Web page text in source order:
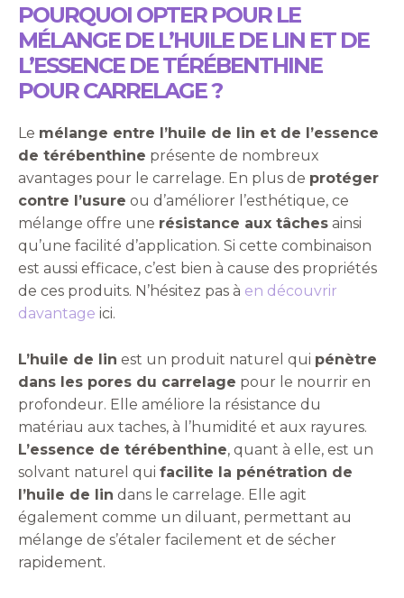
POURQUOI OPTER POUR LE
MÉLANGE DE L’HUILE DE LIN ET DE
L’ESSENCE DE TÉRÉBENTHINE
POUR CARRELAGE ?
Le mélange entre l’huile de lin et de l’essence
de térébenthine présente de nombreux
avantages pour le carrelage. En plus de protéger
contre l’usure ou d’améliorer l’esthétique, ce
mélange offre une résistance aux tâches ainsi
qu’une facilité d’application. Si cette combinaison
est aussi efficace, c’est bien à cause des propriétés
de ces produits. N’hésitez pas à en découvrir
davantage ici.
L’huile de lin est un produit naturel qui pénètre
dans les pores du carrelage pour le nourrir en
profondeur. Elle améliore la résistance du
matériau aux taches, à l’humidité et aux rayures.
L’essence de térébenthine, quant à elle, est un
solvant naturel qui facilite la pénétration de
l’huile de lin dans le carrelage. Elle agit
également comme un diluant, permettant au
mélange de s’étaler facilement et de sécher
rapidement.